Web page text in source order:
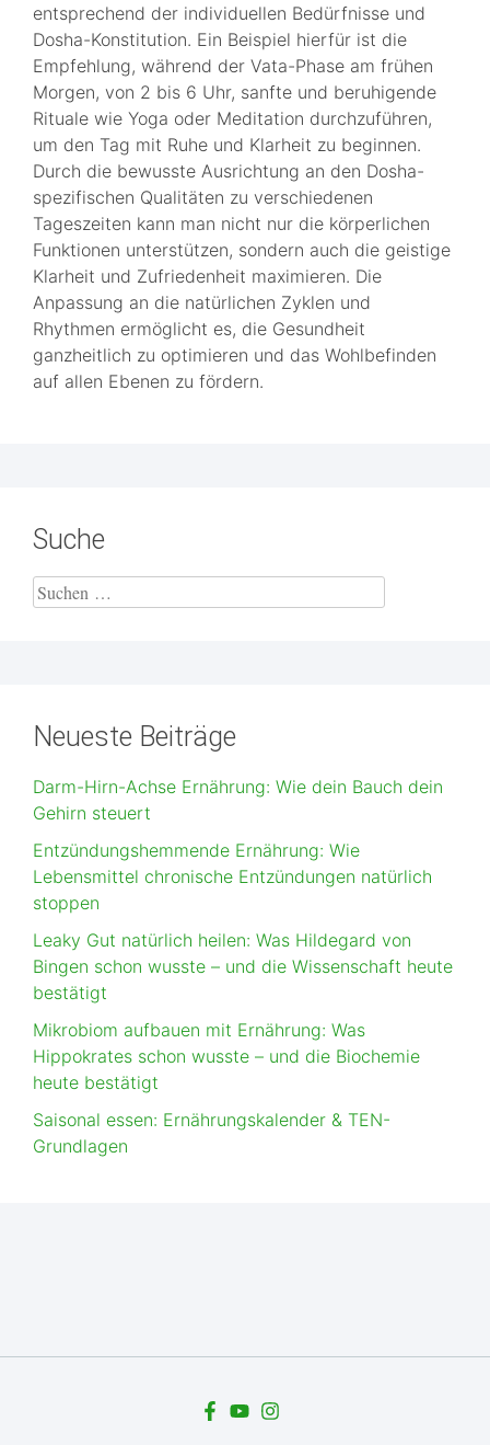
entsprechend der individuellen Bedürfnisse und
Dosha-Konstitution. Ein Beispiel hierfür ist die
Empfehlung, während der Vata-Phase am frühen
Morgen, von 2 bis 6 Uhr, sanfte und beruhigende
Rituale wie Yoga oder Meditation durchzuführen,
um den Tag mit Ruhe und Klarheit zu beginnen.
Durch die bewusste Ausrichtung an den Dosha-
spezifischen Qualitäten zu verschiedenen
Tageszeiten kann man nicht nur die körperlichen
Funktionen unterstützen, sondern auch die geistige
Klarheit und Zufriedenheit maximieren. Die
Anpassung an die natürlichen Zyklen und
Rhythmen ermöglicht es, die Gesundheit
ganzheitlich zu optimieren und das Wohlbefinden
auf allen Ebenen zu fördern.
Suche
Neueste Beiträge
Darm-Hirn-Achse Ernährung: Wie dein Bauch dein
Gehirn steuert
Entzündungshemmende Ernährung: Wie
Lebensmittel chronische Entzündungen natürlich
stoppen
Leaky Gut natürlich heilen: Was Hildegard von
Bingen schon wusste – und die Wissenschaft heute
bestätigt
Mikrobiom aufbauen mit Ernährung: Was
Hippokrates schon wusste – und die Biochemie
heute bestätigt
Saisonal essen: Ernährungskalender & TEN-
Grundlagen